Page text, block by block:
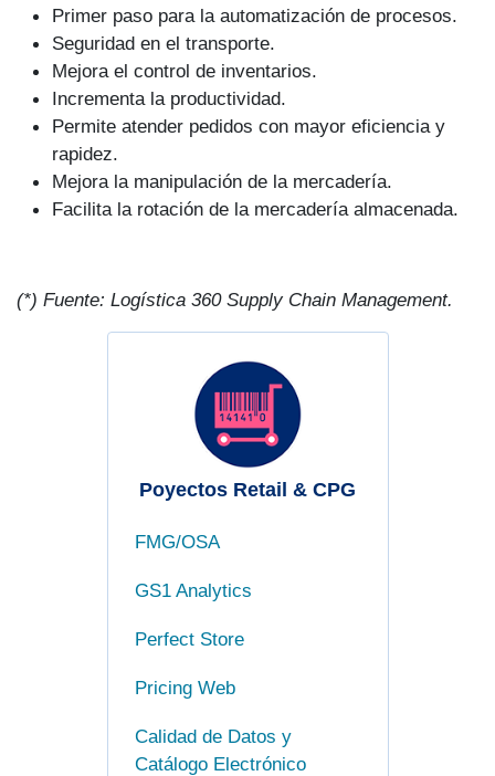
Primer paso para la automatización de procesos.
Seguridad en el transporte.
Mejora el control de inventarios.
Incrementa la productividad.
Permite atender pedidos con mayor eficiencia y
rapidez.
Mejora la manipulación de la mercadería.
Facilita la rotación de la mercadería almacenada.
(*) Fuente: Logística 360 Supply Chain Management.
Poyectos Retail & CPG
FMG/OSA
GS1 Analytics
Perfect Store
Pricing Web
Calidad de Datos y
Catálogo Electrónico